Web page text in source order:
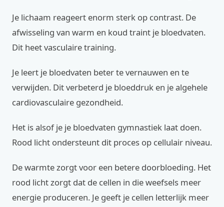
Je lichaam reageert enorm sterk op contrast. De
afwisseling van warm en koud traint je bloedvaten.
Dit heet vasculaire training.
Je leert je bloedvaten beter te vernauwen en te
verwijden. Dit verbeterd je bloeddruk en je algehele
cardiovasculaire gezondheid.
Het is alsof je je bloedvaten gymnastiek laat doen.
Rood licht ondersteunt dit proces op cellulair niveau.
De warmte zorgt voor een betere doorbloeding. Het
rood licht zorgt dat de cellen in die weefsels meer
energie produceren. Je geeft je cellen letterlijk meer